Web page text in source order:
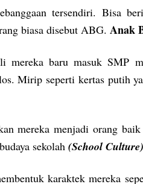
tersendiri. Bisa
biasa disebut ABG.Anak
mereka baru masuk SMP
Mirip seperti kertas putih
mereka menjadi orang
sekolah(School Culture)
karaktek mereka